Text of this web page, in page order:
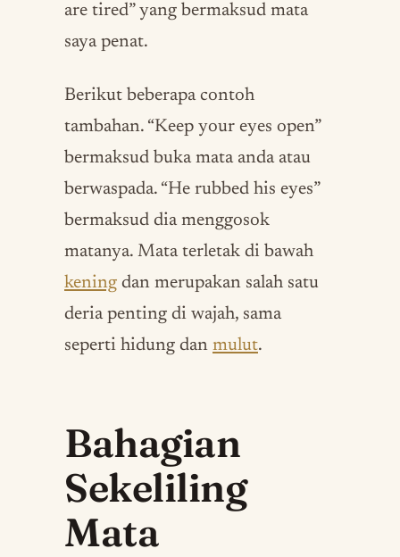
are tired” yang bermaksud mata
saya penat.
Berikut beberapa contoh
tambahan. “Keep your eyes open”
bermaksud buka mata anda atau
berwaspada. “He rubbed his eyes”
bermaksud dia menggosok
matanya. Mata terletak di bawah
kening dan merupakan salah satu
deria penting di wajah, sama
seperti hidung dan mulut.
Bahagian
Sekeliling
Mata